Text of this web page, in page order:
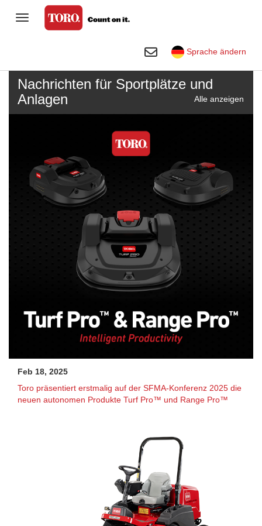
Golf
Garten- und Landschaftsbauer
Firma
Toro Visual Library
Navigation umschalten
Sprache ändern
Suche umschalten
Nachrichten für Sportplätze und
Anlagen
Alle anzeigen
Feb 18, 2025
Toro präsentiert erstmalig auf der SFMA-Konferenz 2025 die
neuen autonomen Produkte Turf Pro™ und Range Pro™